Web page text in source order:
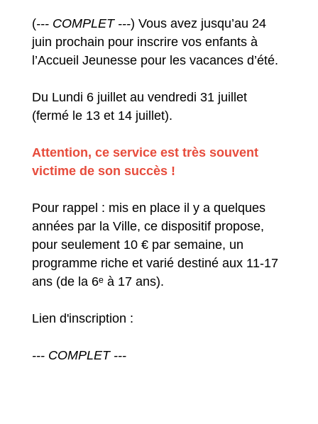
(--- COMPLET ---) Vous avez jusqu’au 24
juin prochain pour inscrire vos enfants à
l’Accueil Jeunesse pour les vacances d’été.
Du Lundi 6 juillet au vendredi 31 juillet
(fermé le 13 et 14 juillet).
Attention, ce service est très souvent
victime de son succès !
Pour rappel : mis en place il y a quelques
années par la Ville, ce dispositif propose,
pour seulement 10 € par semaine, un
programme riche et varié destiné aux 11-17
ans (de la 6ᵉ à 17 ans).
Lien d'inscription :
--- COMPLET ---